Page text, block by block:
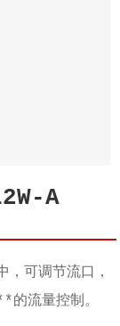
A
，可调节流口，
的流量控制。